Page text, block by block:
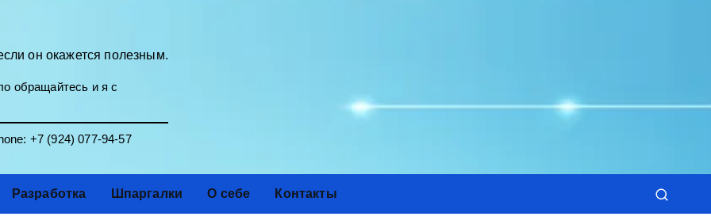
он окажется полезным.
обращайтесь и я с
+7 (924) 077-94-57
Разработка Шпаргалки О себе Контакты